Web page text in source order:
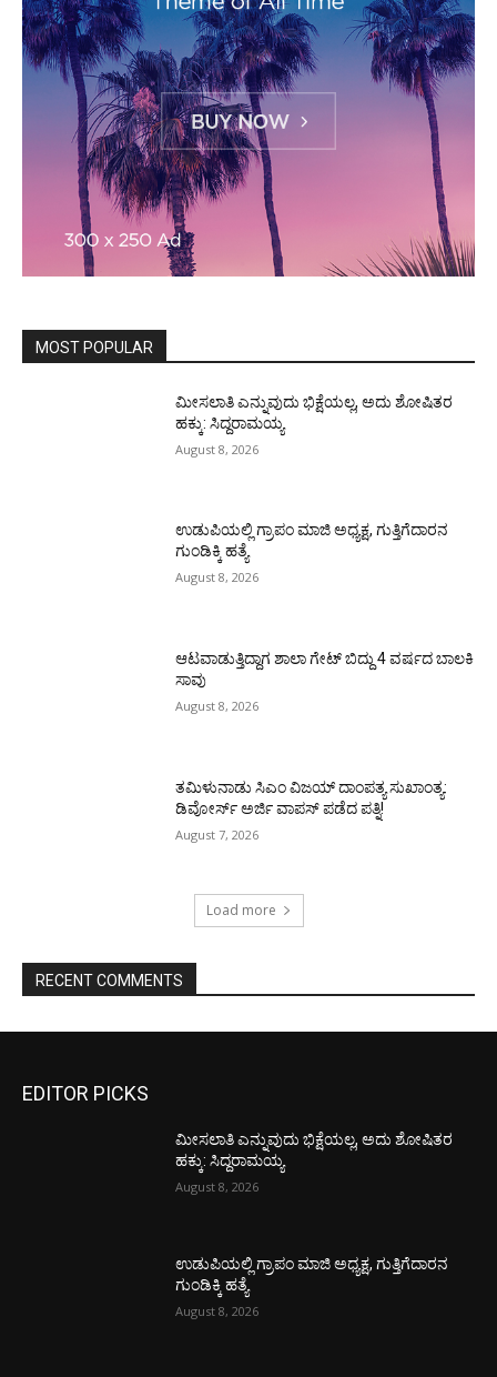
MOST POPULAR
ಮೀಸಲಾತಿ ಎನ್ನುವುದು ಭಿಕ್ಷೆಯಲ್ಲ, ಅದು ಶೋಷಿತರ
ಹಕ್ಕು: ಸಿದ್ದರಾಮಯ್ಯ
August 8, 2026
ಉಡುಪಿಯಲ್ಲಿ ಗ್ರಾಪಂ ಮಾಜಿ ಅಧ್ಯಕ್ಷ, ಗುತ್ತಿಗೆದಾರನ
ಗುಂಡಿಕ್ಕಿ ಹತ್ಯೆ
August 8, 2026
ಆಟವಾಡುತ್ತಿದ್ದಾಗ ಶಾಲಾ ಗೇಟ್‌ ಬಿದ್ದು 4 ವರ್ಷದ ಬಾಲಕಿ
ಸಾವು
August 8, 2026
ತಮಿಳುನಾಡು ಸಿಎಂ ವಿಜಯ್‌ ದಾಂಪತ್ಯ ಸುಖಾಂತ್ಯ:
ಡಿವೋರ್ಸ್‌ ಅರ್ಜಿ ವಾಪಸ್‌ ಪಡೆದ ಪತ್ನಿ!
August 7, 2026
Load more
RECENT COMMENTS
EDITOR PICKS
ಮೀಸಲಾತಿ ಎನ್ನುವುದು ಭಿಕ್ಷೆಯಲ್ಲ, ಅದು ಶೋಷಿತರ
ಹಕ್ಕು: ಸಿದ್ದರಾಮಯ್ಯ
August 8, 2026
ಉಡುಪಿಯಲ್ಲಿ ಗ್ರಾಪಂ ಮಾಜಿ ಅಧ್ಯಕ್ಷ, ಗುತ್ತಿಗೆದಾರನ
ಗುಂಡಿಕ್ಕಿ ಹತ್ಯೆ
August 8, 2026